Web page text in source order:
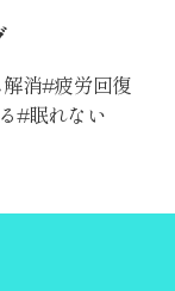
消 疲労回復
眠れない